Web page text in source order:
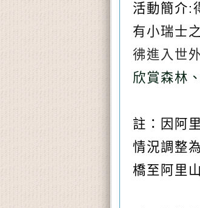
活動簡介:
有小瑞士
彿進入世
欣賞森林
註：因阿
情況調整
橋至阿里